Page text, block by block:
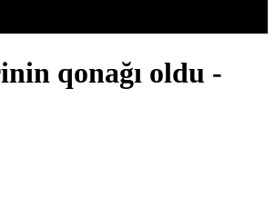
qonağı oldu -